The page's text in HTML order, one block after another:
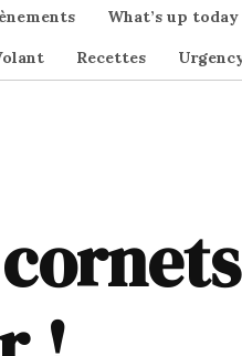
What’s up today
Recettes